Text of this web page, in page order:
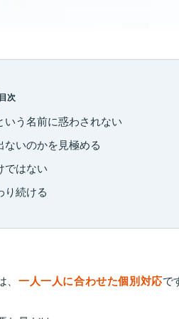
目次
いう名前に惑わされない
ないのかを見極める
ではない
り続ける
一人一人に合わせた個別対応で